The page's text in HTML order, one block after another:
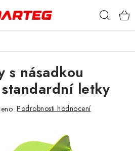
s násadkou
letky
Podrobnosti hodnocení